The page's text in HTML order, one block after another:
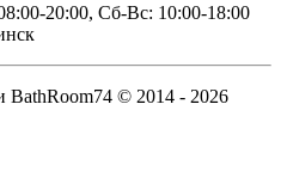
20:00, Сб-Вс: 10:00-18:00
BathRoom74 © 2014 - 2026